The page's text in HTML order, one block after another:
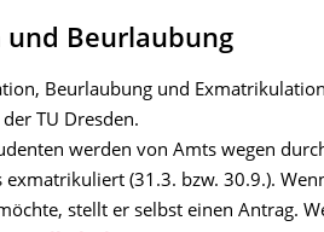
und Beurlaubung
Beurlaubung und
TU Dresden.
werden von Amts wegen
exmatrikuliert (31.3. bzw. 30.9.).
stellt er selbst einen Antrag.